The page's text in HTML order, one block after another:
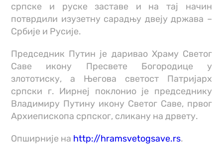
српске и руске заставе и на тај начин
потврдили изузетну сарадњу двеју држава –
Србије и Русије.
Председник Путин је даривао Храму Светог
Саве икону Пресвете Богородице у
злототиску, а Његова светост Патријарх
српски г. Иирнеј поклонио је председнику
Владимиру Путину икону Светог Саве, првог
Архиепископа српског, сликану на дрвету.
Опширније на http://hramsvetogsave.rs.